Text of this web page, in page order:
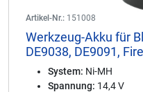
Artikel-Nr.: 151008
Werkzeug-Akku für
DE9038, DE9091,
System: Ni-MH
Spannung: 14,4 V